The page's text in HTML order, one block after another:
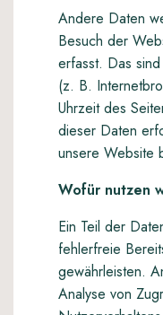
Andere Daten
Besuch der
erfasst. Das
(z. B.
Uhrzeit des
dieser Daten
unsere Website
Wofür nutzen
Ein Teil der
fehlerfreie
gewährleisten.
Analyse von